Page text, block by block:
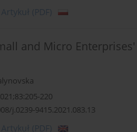
Artykuł (PDF)
and Micro
220
j.0239-9415.2021.083.13
Artykuł (PDF)